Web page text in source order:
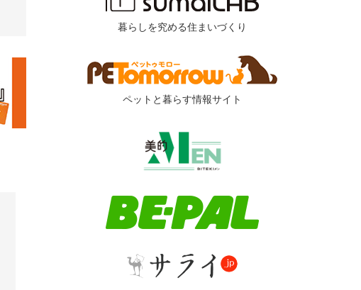
暮らしを究める住まいづくり
ペットと暮らす情報サイト